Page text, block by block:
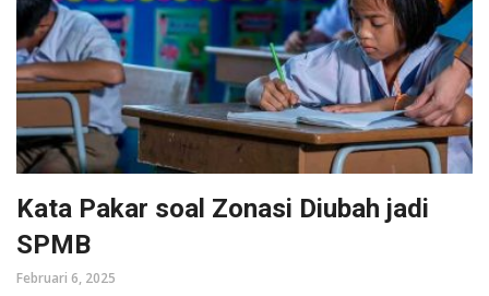
Kata Pakar soal Zonasi Diubah jadi
SPMB
Februari 6, 2025